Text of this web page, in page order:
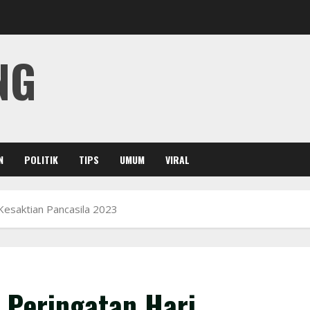
POLITIK TIPS UMUM VIRAL
Pancasila 2023